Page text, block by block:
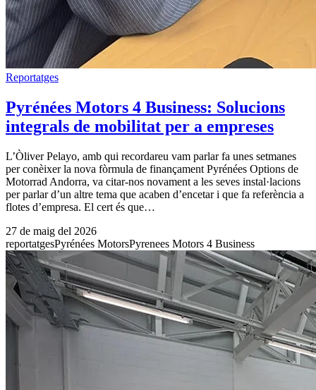
Reportatges
Pyrénées Motors 4 Business: Solucions
integrals de mobilitat per a empreses
L’Òliver Pelayo, amb qui recordareu vam parlar fa unes setmanes
per conèixer la nova fòrmula de finançament Pyrénées Options de
Motorrad Andorra, va citar-nos novament a les seves instal·lacions
per parlar d’un altre tema que acaben d’encetar i que fa referència a
flotes d’empresa. El cert és que…
27 de maig del 2026
reportatgesPyrénées MotorsPyrenees Motors 4 Business